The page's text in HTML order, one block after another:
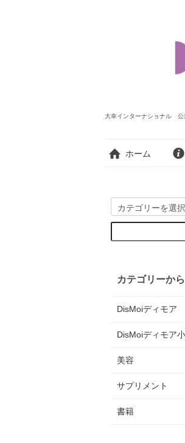
大幸インターナショナル 公
ホーム
カテゴリーか
DisMoiディモア
DisMoiディモア
美容
サプリメント
書籍